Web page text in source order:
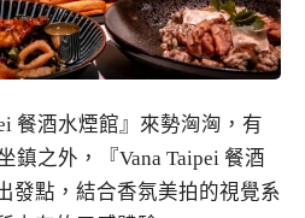
餐酒水煙館』來勢洶洶，有
鎮之外，『Vana Taipei 餐酒
發點，結合香氛美拍的視覺系